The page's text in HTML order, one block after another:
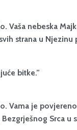
Vaša nebeska
strana u Njezinu
bitke.”
Vama je
Srca u